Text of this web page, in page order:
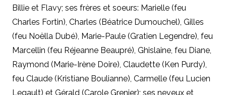
Billie et Flavy; ses frères et soeurs: Marielle (feu
Charles Fortin), Charles (Béatrice Dumouchel), Gilles
(feu Noëlla Dubé), Marie-Paule (Gratien Legendre), feu
Marcellin (feu Réjeanne Beaupré), Ghislaine, feu Diane,
Raymond (Marie-Irène Doire), Claudette (Ken Purdy),
feu Claude (Kristiane Boulianne), Carmelle (feu Lucien
Legault) et Gérald (Carole Grenier); ses neveux et